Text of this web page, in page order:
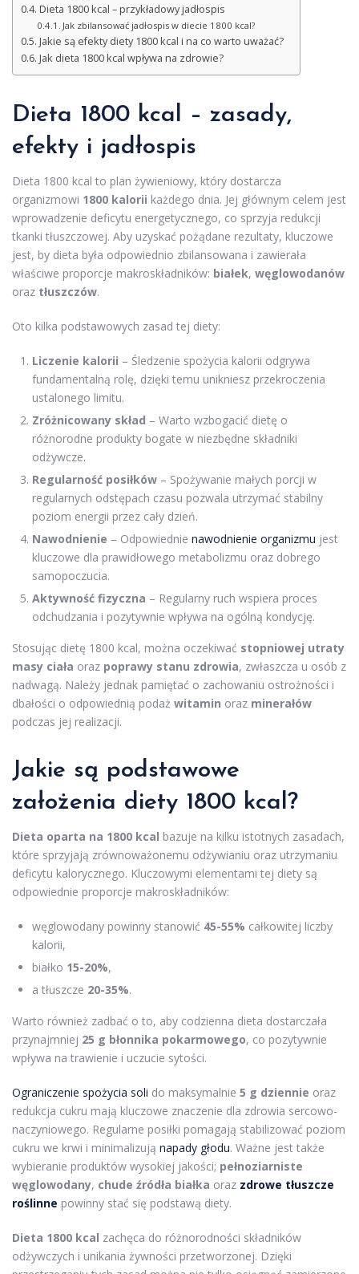
Dieta 1800 kcal – przykładowy jadłospis
Jak zbilansować jadłospis w diecie 1800 kcal?
Jakie są efekty diety 1800 kcal i na co warto uważać?
Jak dieta 1800 kcal wpływa na zdrowie?
Dieta 1800 kcal – zasady,
efekty i jadłospis
Dieta 1800 kcal to plan żywieniowy, który dostarcza
organizmowi 1800 kalorii każdego dnia. Jej głównym celem jest
wprowadzenie deficytu energetycznego, co sprzyja redukcji
tkanki tłuszczowej. Aby uzyskać pożądane rezultaty, kluczowe
jest, by dieta była odpowiednio zbilansowana i zawierała
właściwe proporcje makroskładników: białek, węglowodanów
oraz tłuszczów.
Oto kilka podstawowych zasad tej diety:
Liczenie kalorii – Śledzenie spożycia kalorii odgrywa
fundamentalną rolę, dzięki temu unikniesz przekroczenia
ustalonego limitu.
Zróżnicowany skład – Warto wzbogacić dietę o
różnorodne produkty bogate w niezbędne składniki
odżywcze.
Regularność posiłków – Spożywanie małych porcji w
regularnych odstępach czasu pozwala utrzymać stabilny
poziom energii przez cały dzień.
Nawodnienie – Odpowiednie nawodnienie organizmu jest
kluczowe dla prawidłowego metabolizmu oraz dobrego
samopoczucia.
Aktywność fizyczna – Regularny ruch wspiera proces
odchudzania i pozytywnie wpływa na ogólną kondycję.
Stosując dietę 1800 kcal, można oczekiwać stopniowej utraty
masy ciała oraz poprawy stanu zdrowia, zwłaszcza u osób z
nadwagą. Należy jednak pamiętać o zachowaniu ostrożności i
dbałości o odpowiednią podaż witamin oraz minerałów
podczas jej realizacji.
Jakie są podstawowe
założenia diety 1800 kcal?
Dieta oparta na 1800 kcal bazuje na kilku istotnych zasadach,
które sprzyjają zrównoważonemu odżywianiu oraz utrzymaniu
deficytu kalorycznego. Kluczowymi elementami tej diety są
odpowiednie proporcje makroskładników:
węglowodany powinny stanowić 45-55% całkowitej liczby
kalorii,
białko 15-20%,
a tłuszcze 20-35%.
Warto również zadbać o to, aby codzienna dieta dostarczała
przynajmniej 25 g błonnika pokarmowego, co pozytywnie
wpływa na trawienie i uczucie sytości.
Ograniczenie spożycia soli do maksymalnie 5 g dziennie oraz
redukcja cukru mają kluczowe znaczenie dla zdrowia sercowo-
naczyniowego. Regularne posiłki pomagają stabilizować poziom
cukru we krwi i minimalizują napady głodu. Ważne jest także
wybieranie produktów wysokiej jakości; pełnoziarniste
węglowodany, chude źródła białka oraz zdrowe tłuszcze
roślinne powinny stać się podstawą diety.
Dieta 1800 kcal zachęca do różnorodności składników
odżywczych i unikania żywności przetworzonej. Dzięki